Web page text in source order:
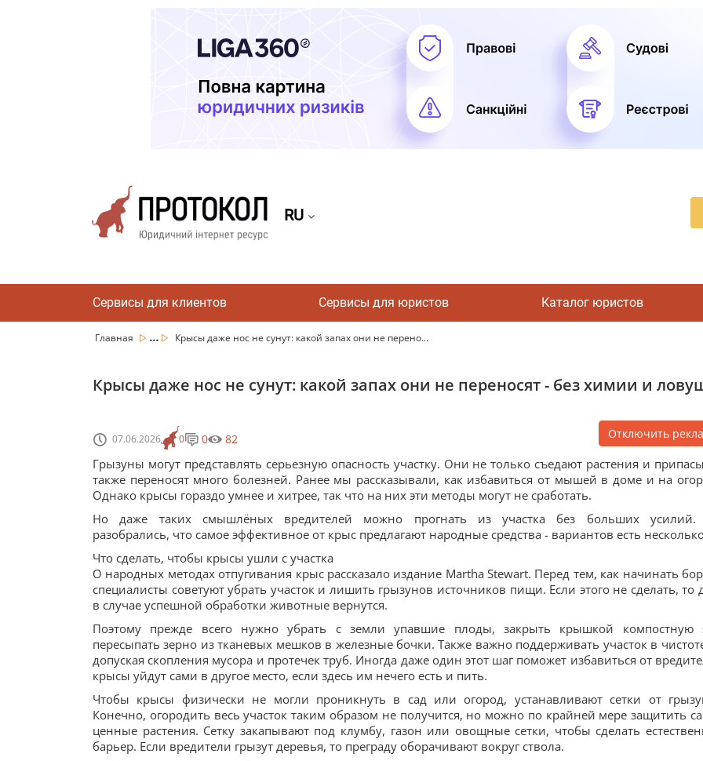
RU
Сервисы для клиентов Сервисы для юристов Каталог юристов
Главная ... Крысы даже нос не сунут: какой запах они не перено...
Крысы даже нос не сунут: какой запах они не переносят - без химии и
07.06.2026 0 0 82 Отключить
Грызуны могут представлять серьезную опасность участку. Они не только съедают растения и
также переносят много болезней. Ранее мы рассказывали, как избавиться от мышей в доме и на
Однако крысы гораздо умнее и хитрее, так что на них эти методы могут не сработать.
Но даже таких смышлёных вредителей можно прогнать из участка без больших
разобрались, что самое эффективное от крыс предлагают народные средства - вариантов есть
Что сделать, чтобы крысы ушли с участка
О народных методах отпугивания крыс рассказало издание Martha Stewart. Перед тем, как начинать
специалисты советуют убрать участок и лишить грызунов источников пищи. Если этого не сделать, то
в случае успешной обработки животные вернутся.
Поэтому прежде всего нужно убрать с земли упавшие плоды, закрыть крышкой компостную
пересыпать зерно из тканевых мешков в железные бочки. Также важно поддерживать участок в
допуская скопления мусора и протечек труб. Иногда даже один этот шаг поможет избавиться от
крысы уйдут сами в другое место, если здесь им нечего есть и пить.
Чтобы крысы физически не могли проникнуть в сад или огород, устанавливают сетки от
Конечно, огородить весь участок таким образом не получится, но можно по крайней мере защитить
ценные растения. Сетку закапывают под клумбу, газон или овощные сетки, чтобы сделать
барьер. Если вредители грызут деревья, то преграду оборачивают вокруг ствола.